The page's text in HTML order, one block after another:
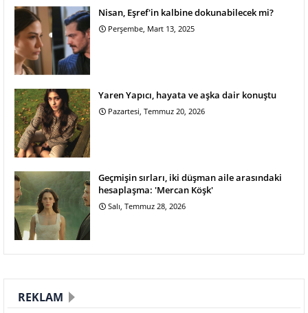
Nisan, Eşref'in kalbine dokunabilecek mi?
Perşembe, Mart 13, 2025
Yaren Yapıcı, hayata ve aşka dair konuştu
Pazartesi, Temmuz 20, 2026
Geçmişin sırları, iki düşman aile arasındaki
hesaplaşma: 'Mercan Köşk'
Salı, Temmuz 28, 2026
REKLAM